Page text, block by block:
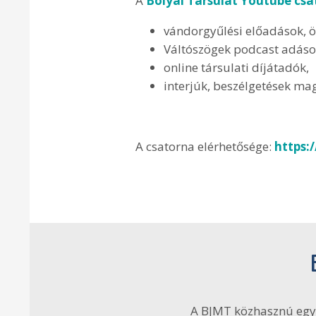
vándorgyűlési előadások,
Váltószögek podcast
online társulati díjátadók,
interjúk, beszélgetések
A csatorna elérhetősége:
A BJMT közhasznú